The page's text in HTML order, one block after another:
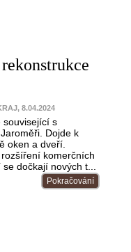
8.04.2024
související s
Dojde k
oken a dveří.
komerčních
dočkají nových t...
Pokračování